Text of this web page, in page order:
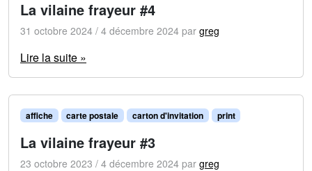
La vilaine frayeur #4
31 octobre 2024 / 4 décembre 2024 par greg
Lire la suite »
affiche carte postale carton d'invitation print
La vilaine frayeur #3
23 octobre 2023 / 4 décembre 2024 par greg